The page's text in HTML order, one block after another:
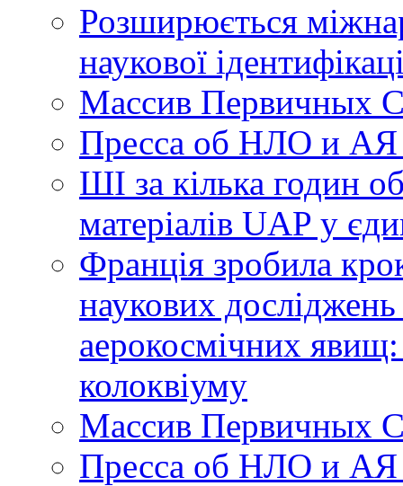
Розширюється
наукової
Массив Первичных
Пресса об НЛО и
ШІ за кілька годин
матеріалів UAP у
Франція зробила
наукових
аерокосмічних
колоквіуму
Массив Первичных
Пресса об НЛО и